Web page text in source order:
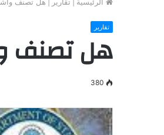
تقارير
هل تصنف
380